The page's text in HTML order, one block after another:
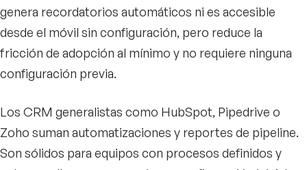
genera recordatorios automáticos ni es accesible
desde el móvil sin configuración, pero reduce la
fricción de adopción al mínimo y no requiere ninguna
configuración previa.
Los CRM generalistas como HubSpot, Pipedrive o
Zoho suman automatizaciones y reportes de pipeline.
Son sólidos para equipos con procesos definidos y